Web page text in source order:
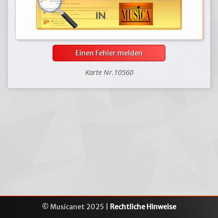
Einen Fehler melden
Karte Nr.10560
© Musicanet 2025 | Rechtliche Hinweise